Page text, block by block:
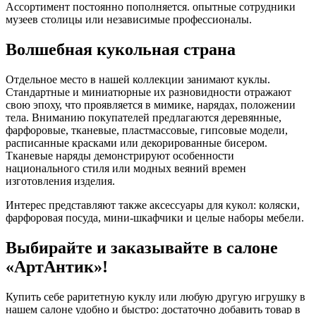
Ассортимент постоянно пополняется. опытные сотрудники
музеев столицы или независимые профессионалы.
Волшебная кукольная страна
Отдельное место в нашей коллекции занимают куклы.
Стандартные и миниатюрные их разновидности отражают
свою эпоху, что проявляется в мимике, нарядах, положении
тела. Вниманию покупателей предлагаются деревянные,
фарфоровые, тканевые, пластмассовые, гипсовые модели,
расписанные красками или декорированные бисером.
Тканевые наряды демонстрируют особенности
национального стиля или модных веяний времен
изготовления изделия.
Интерес представляют также аксессуары для кукол: коляски,
фарфоровая посуда, мини-шкафчики и целые наборы мебели.
Выбирайте и заказывайте в салоне
«АртАнтик»!
Купить себе раритетную куклу или любую другую игрушку в
нашем салоне удобно и быстро: достаточно добавить товар в